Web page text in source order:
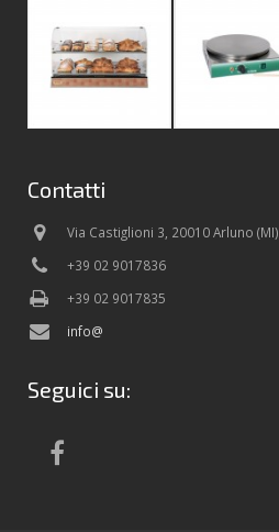
Contatti
Via Castiglioni 3, 20010 Arluno (MI)
+39 02 9017836
+39 02 9017835
info@
Seguici su: